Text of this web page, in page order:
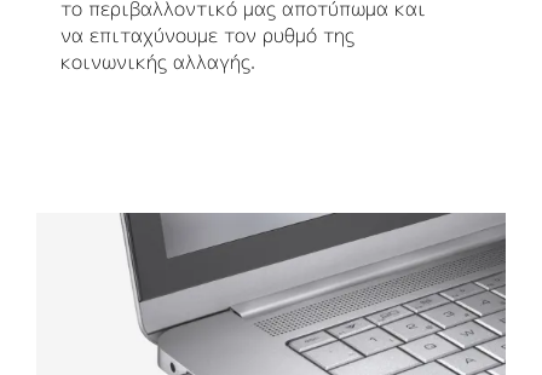
το περιβαλλοντικό μας αποτύπωμα και
να επιταχύνουμε τον ρυθμό της
κοινωνικής αλλαγής.